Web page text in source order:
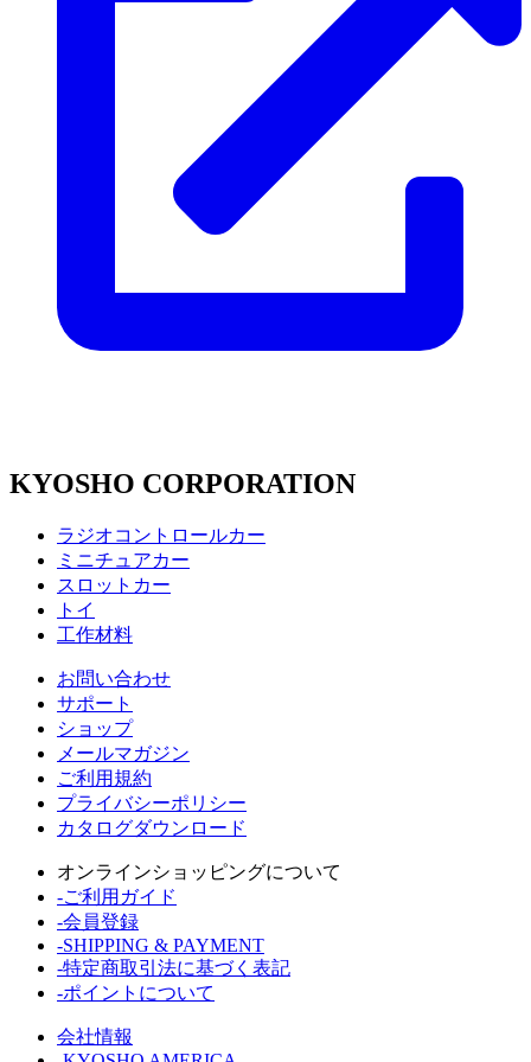
KYOSHO CORPORATION
ラジオコントロールカー
ミニチュアカー
スロットカー
トイ
工作材料
お問い合わせ
サポート
ショップ
メールマガジン
ご利用規約
プライバシーポリシー
カタログダウンロード
オンラインショッピングについて
-ご利用ガイド
-会員登録
-SHIPPING & PAYMENT
-特定商取引法に基づく表記
-ポイントについて
会社情報